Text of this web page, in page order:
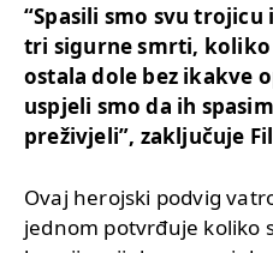
“Spasili smo svu
tri sigurne smrti, koliko
ostala dole bez ikakve
uspjeli smo da ih
preživjeli”, zaključuje
Ovaj herojski podvig
jednom potvrđuje koliko